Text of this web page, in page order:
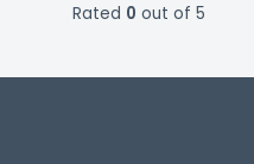
Rated 0 out of 5